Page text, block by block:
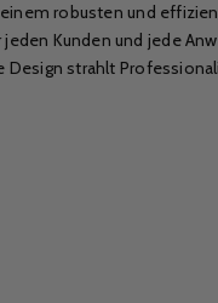
robusten und
Kunden und jede
Design strahlt